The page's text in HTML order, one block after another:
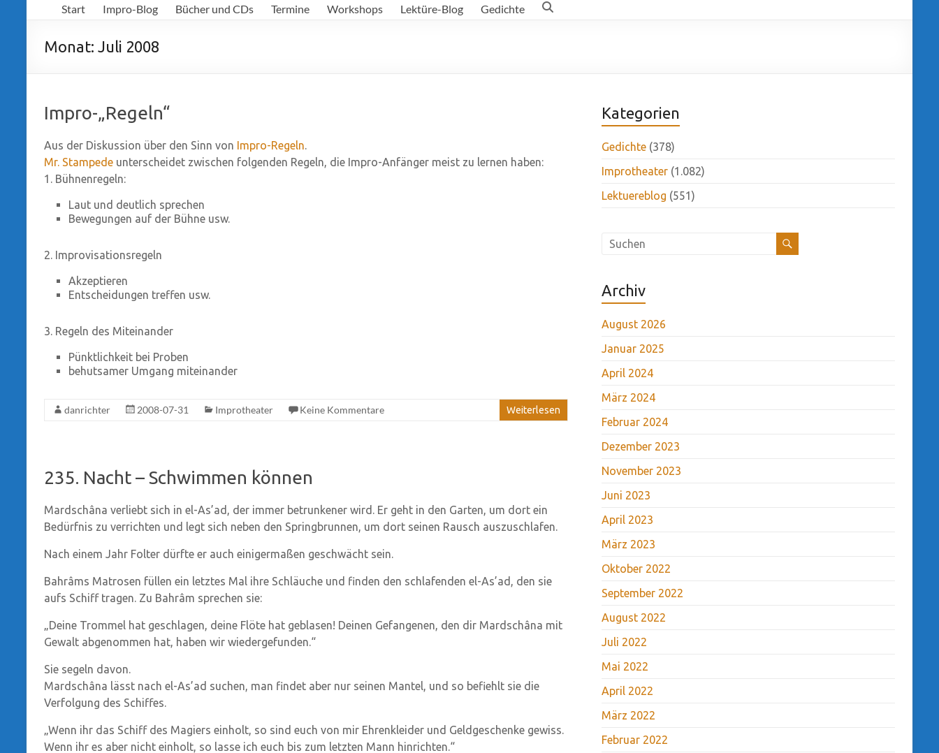
Richter
Start Impro-Blog Bücher und CDs Termine Workshops Lektüre-Blog Gedichte
Monat: Juli 2008
Impro-„Regeln“
Aus der Diskussion über den Sinn von Impro-Regeln.
Mr. Stampede unterscheidet zwischen folgenden Regeln, die Impro-Anfänger meist zu lernen haben:
1. Bühnenregeln:
Laut und deutlich sprechen
Bewegungen auf der Bühne usw.
2. Improvisationsregeln
Akzeptieren
Entscheidungen treffen usw.
3. Regeln des Miteinander
Pünktlichkeit bei Proben
behutsamer Umgang miteinander
danrichter 2008-07-31 Improtheater Keine Kommentare Weiterlesen
235. Nacht – Schwimmen können
Mardschâna verliebt sich in el-As’ad, der immer betrunkener wird. Er geht in den Garten, um dort ein
Bedürfnis zu verrichten und legt sich neben den Springbrunnen, um dort seinen Rausch auszuschlafen.
Nach einem Jahr Folter dürfte er auch einigermaßen geschwächt sein.
Bahrâms Matrosen füllen ein letztes Mal ihre Schläuche und finden den schlafenden el-As’ad, den sie
aufs Schiff tragen. Zu Bahrâm sprechen sie:
„Deine Trommel hat geschlagen, deine Flöte hat geblasen! Deinen Gefangenen, den dir Mardschâna mit
Gewalt abgenommen hat, haben wir wiedergefunden.“
Sie segeln davon.
Mardschâna lässt nach el-As’ad suchen, man findet aber nur seinen Mantel, und so befiehlt sie die
Verfolgung des Schiffes.
„Wenn ihr das Schiff des Magiers einholt, so sind euch von mir Ehrenkleider und Geldgeschenke gewiss.
Wenn ihr es aber nicht einholt, so lasse ich euch bis zum letzten Mann hinrichten.“
Kategorien
Gedichte (378)
Improtheater (1.082)
Lektuereblog (551)
Archiv
August 2026
Januar 2025
April 2024
März 2024
Februar 2024
Dezember 2023
November 2023
Juni 2023
April 2023
März 2023
Oktober 2022
September 2022
August 2022
Juli 2022
Mai 2022
April 2022
März 2022
Februar 2022